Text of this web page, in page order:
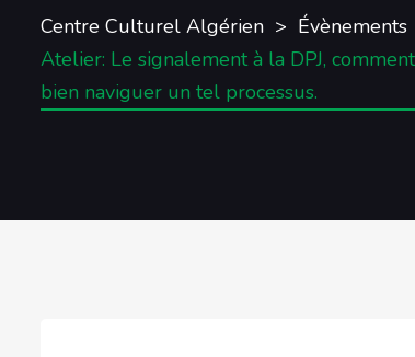
Centre Culturel Algérien Évènements
Atelier: Le signalement à la DPJ,
bien naviguer un tel processus.